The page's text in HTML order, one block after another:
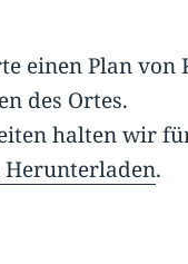
ei­nen Plan
des Or­tes.
hal­ten wir
.